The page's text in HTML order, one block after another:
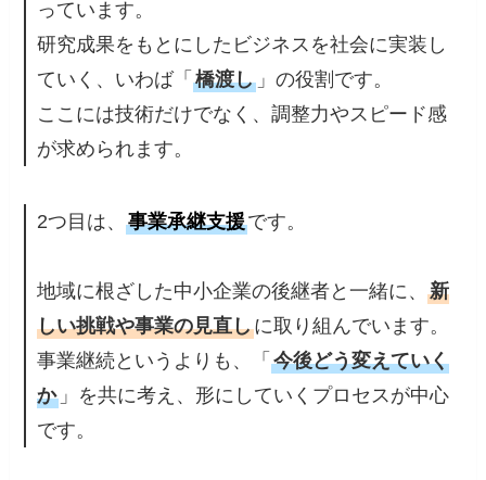
っています。
研究成果をもとにしたビジネスを社会に実装し
ていく、いわば「橋渡し 」の役割です。
ここには技術だけでなく、調整力やスピード感
が求められます。
2つ目は、事業承継支援です。
地域に根ざした中小企業の後継者と一緒に、新
しい挑戦や事業の見直しに取り組んでいます。
事業継続というよりも、「今後どう変えていく
か 」を共に考え、形にしていくプロセスが中心
です。